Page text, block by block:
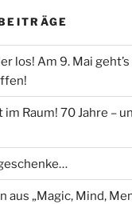
los! Am 9. Mai geht’s
Raum! 70 Jahre –
aus „Magic, Mind,